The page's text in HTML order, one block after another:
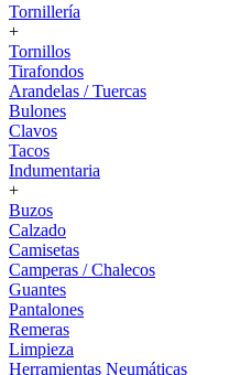
Tornillería
+
Tornillos
Tirafondos
Arandelas / Tuercas
Bulones
Clavos
Tacos
Indumentaria
+
Buzos
Calzado
Camisetas
Camperas / Chalecos
Guantes
Pantalones
Remeras
Limpieza
Herramientas Neumáticas